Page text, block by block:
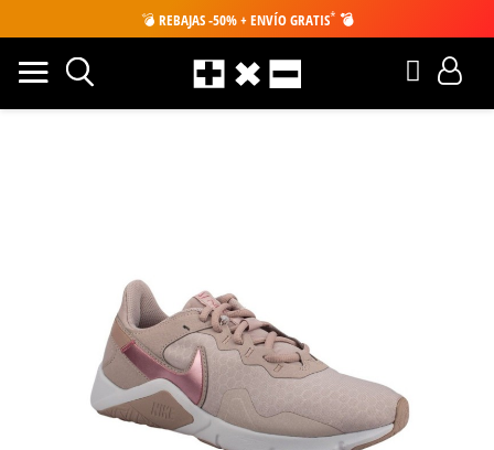
💣 REBAJAS -50% + ENVÍO GRATIS* 💣